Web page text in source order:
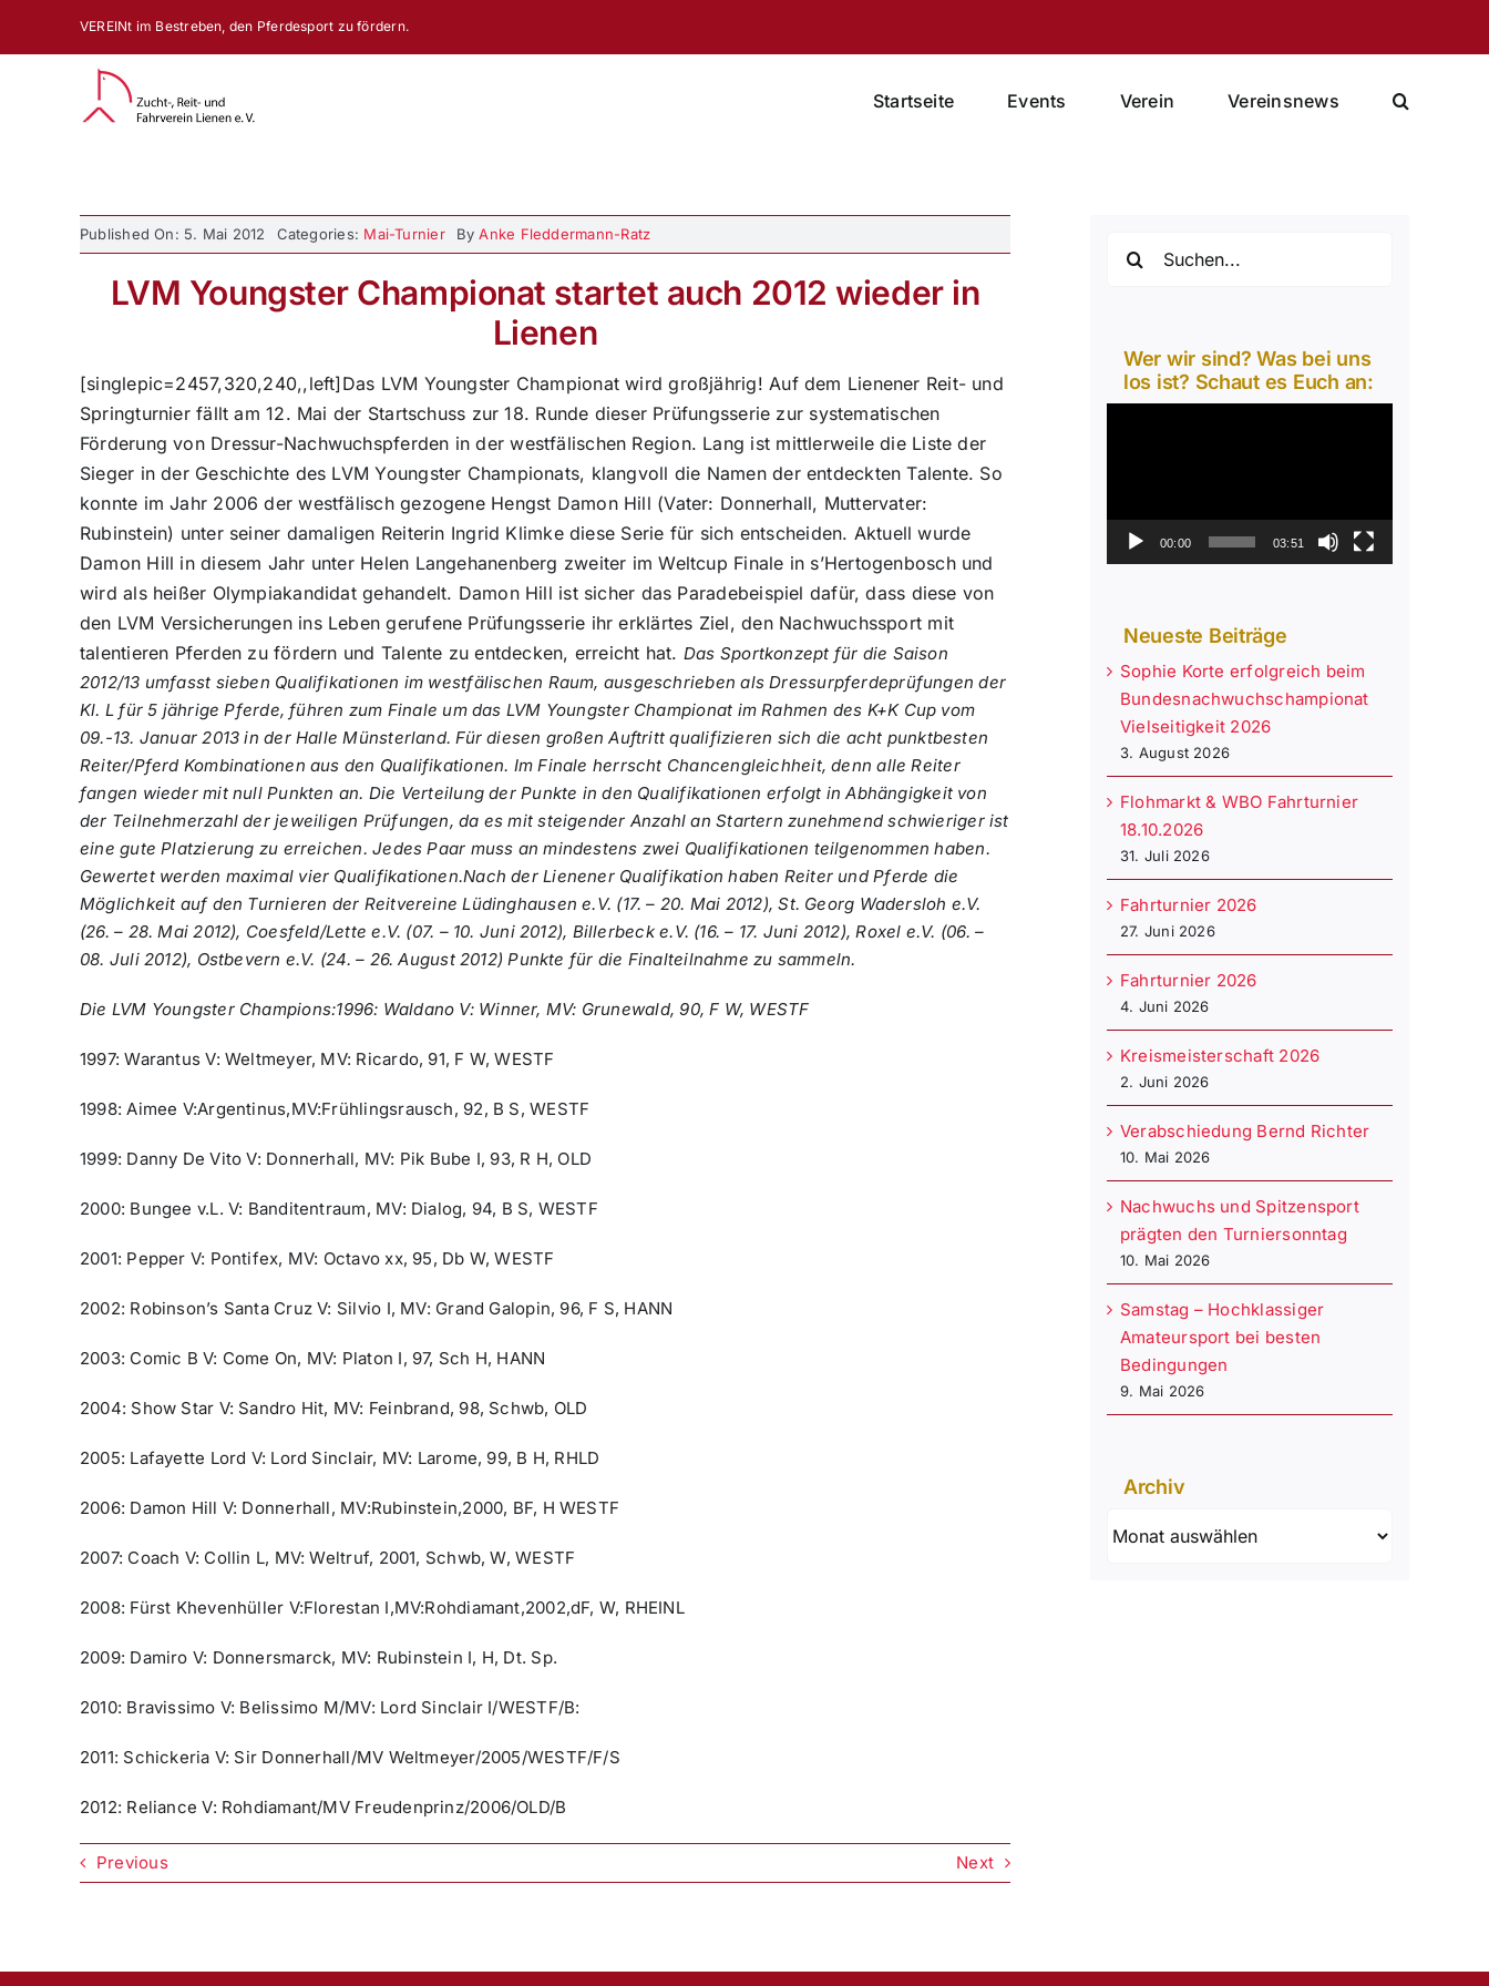
VEREINt im Bestreben, den Pferdesport zu fördern.
Startseite Events Verein Vereinsnews
Published On: 5. Mai 2012 Categories: Mai-Turnier ByAnke Fleddermann-Ratz
LVM Youngster Championat startet auch 2012 wieder in
Lienen
[singlepic=2457,320,240,,left]Das LVM Youngster Championat wird großjährig! Auf dem Lienener Reit- und
Springturnier fällt am 12. Mai der Startschuss zur 18. Runde dieser Prüfungsserie zur systematischen
Förderung von Dressur-Nachwuchspferden in der westfälischen Region. Lang ist mittlerweile die Liste der
Sieger in der Geschichte des LVM Youngster Championats, klangvoll die Namen der entdeckten Talente. So
konnte im Jahr 2006 der westfälisch gezogene Hengst Damon Hill (Vater: Donnerhall, Muttervater:
Rubinstein) unter seiner damaligen Reiterin Ingrid Klimke diese Serie für sich entscheiden. Aktuell wurde
Damon Hill in diesem Jahr unter Helen Langehanenberg zweiter im Weltcup Finale in s’Hertogenbosch und
wird als heißer Olympiakandidat gehandelt. Damon Hill ist sicher das Paradebeispiel dafür, dass diese von
den LVM Versicherungen ins Leben gerufene Prüfungsserie ihr erklärtes Ziel, den Nachwuchssport mit
talentieren Pferden zu fördern und Talente zu entdecken, erreicht hat. Das Sportkonzept für die Saison
2012/13 umfasst sieben Qualifikationen im westfälischen Raum, ausgeschrieben als Dressurpferdeprüfungen der
Kl. L für 5 jährige Pferde, führen zum Finale um das LVM Youngster Championat im Rahmen des K+K Cup vom
09.-13. Januar 2013 in der Halle Münsterland. Für diesen großen Auftritt qualifizieren sich die acht punktbesten
Reiter/Pferd Kombinationen aus den Qualifikationen. Im Finale herrscht Chancengleichheit, denn alle Reiter
fangen wieder mit null Punkten an. Die Verteilung der Punkte in den Qualifikationen erfolgt in Abhängigkeit von
der Teilnehmerzahl der jeweiligen Prüfungen, da es mit steigender Anzahl an Startern zunehmend schwieriger ist
eine gute Platzierung zu erreichen. Jedes Paar muss an mindestens zwei Qualifikationen teilgenommen haben.
Gewertet werden maximal vier Qualifikationen.Nach der Lienener Qualifikation haben Reiter und Pferde die
Möglichkeit auf den Turnieren der Reitvereine Lüdinghausen e.V. (17. – 20. Mai 2012), St. Georg Wadersloh e.V.
(26. – 28. Mai 2012), Coesfeld/Lette e.V. (07. – 10. Juni 2012), Billerbeck e.V. (16. – 17. Juni 2012), Roxel e.V. (06. –
08. Juli 2012), Ostbevern e.V. (24. – 26. August 2012) Punkte für die Finalteilnahme zu sammeln.
Die LVM Youngster Champions:1996: Waldano V: Winner, MV: Grunewald, 90, F W, WESTF
1997: Warantus V: Weltmeyer, MV: Ricardo, 91, F W, WESTF
1998: Aimee V:Argentinus,MV:Frühlingsrausch, 92, B S, WESTF
1999: Danny De Vito V: Donnerhall, MV: Pik Bube I, 93, R H, OLD
2000: Bungee v.L. V: Banditentraum, MV: Dialog, 94, B S, WESTF
2001: Pepper V: Pontifex, MV: Octavo xx, 95, Db W, WESTF
2002: Robinson’s Santa Cruz V: Silvio I, MV: Grand Galopin, 96, F S, HANN
2003: Comic B V: Come On, MV: Platon I, 97, Sch H, HANN
2004: Show Star V: Sandro Hit, MV: Feinbrand, 98, Schwb, OLD
2005: Lafayette Lord V: Lord Sinclair, MV: Larome, 99, B H, RHLD
2006: Damon Hill V: Donnerhall, MV:Rubinstein,2000, BF, H WESTF
2007: Coach V: Collin L, MV: Weltruf, 2001, Schwb, W, WESTF
2008: Fürst Khevenhüller V:Florestan I,MV:Rohdiamant,2002,dF, W, RHEINL
2009: Damiro V: Donnersmarck, MV: Rubinstein I, H, Dt. Sp.
2010: Bravissimo V: Belissimo M/MV: Lord Sinclair I/WESTF/B:
2011: Schickeria V: Sir Donnerhall/MV Weltmeyer/2005/WESTF/F/S
2012: Reliance V: Rohdiamant/MV Freudenprinz/2006/OLD/B
Previous Next
nach:
Wer wir sind? Was bei uns
los ist? Schaut es Euch an:
00:00 03:51
Neueste Beiträge
Sophie Korte erfolgreich beim
Bundesnachwuchschampionat
Vielseitigkeit 2026
3. August 2026
Flohmarkt & WBO Fahrturnier
18.10.2026
31. Juli 2026
Fahrturnier 2026
27. Juni 2026
Fahrturnier 2026
4. Juni 2026
Kreismeisterschaft 2026
2. Juni 2026
Verabschiedung Bernd Richter
10. Mai 2026
Nachwuchs und Spitzensport
prägten den Turniersonntag
10. Mai 2026
Samstag – Hochklassiger
Amateursport bei besten
Bedingungen
9. Mai 2026
Archiv